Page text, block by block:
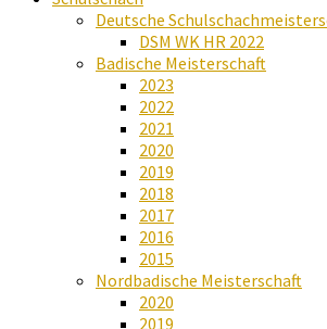
Deutsche
DSM WK HR 2022
Badische Meisterschaft
2023
2022
2021
2020
2019
2018
2017
2016
2015
Nordbadische Meisterschaft
2020
2019